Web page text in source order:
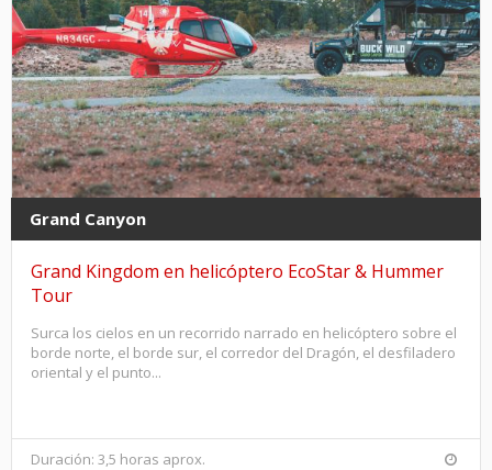
Grand Canyon
Grand Kingdom en helicóptero EcoStar & Hummer
Tour
Surca los cielos en un recorrido narrado en helicóptero sobre el
borde norte, el borde sur, el corredor del Dragón, el desfiladero
oriental y el punto...
Duración: 3,5 horas aprox.